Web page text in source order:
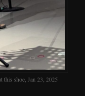
shoe, Jan 23, 2025